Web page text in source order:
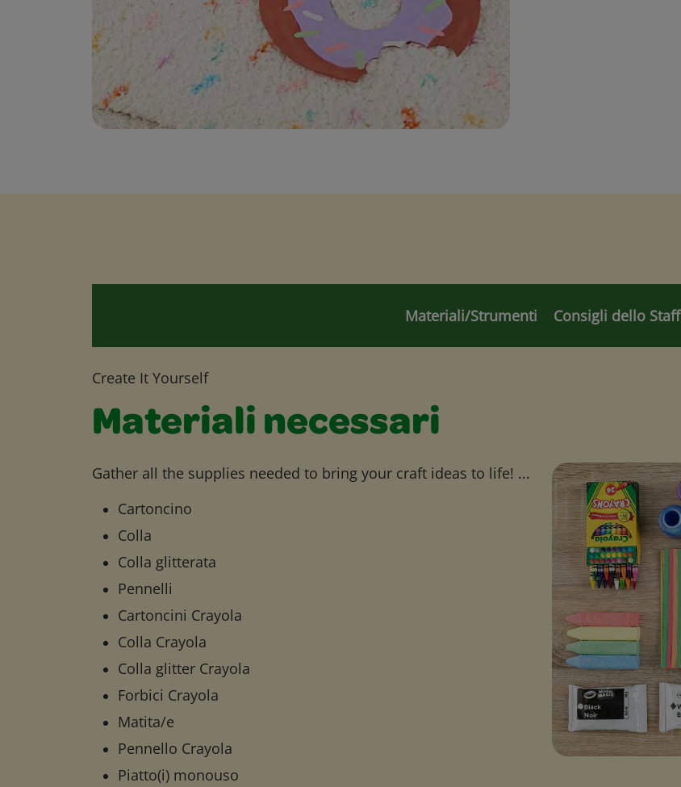
Materiali/Strumenti Consigli dello Staff
Create It Yourself
Materiali necessari
Gather all the supplies needed to bring your craft ideas to life! ...
Cartoncino
Colla
Colla glitterata
Pennelli
Cartoncini Crayola
Colla Crayola
Colla glitter Crayola
Forbici Crayola
Matita/e
Pennello Crayola
Piatto(i) monouso